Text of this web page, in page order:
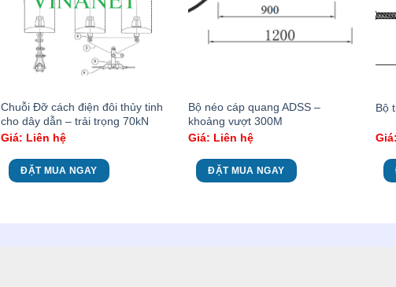
Chuỗi Đỡ cách điện đôi thủy tinh
cho dây dẫn – trải trọng 70kN
Giá: Liên hệ
ĐẶT MUA NGAY
Bộ néo cáp quang ADSS –
khoảng vượt 300M
Giá: Liên hệ
ĐẶT MUA NGAY
Bộ